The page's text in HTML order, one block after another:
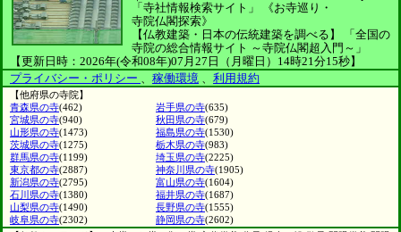
「寺社情報検索サイト」
《お寺巡り・
寺院仏閣探索》
【仏教建築・日本の伝統建築を調べる】
「全国の
寺院の総合情報サイト ～寺院仏閣超入門～」
【更新日時：2026年(令和08年)07月27日（月曜日）14時21分15秒】
プライバシー・ポリシー 、 稼働環境 、 利用規約
【他府県の寺院】
青森県の寺(462) 岩手県の寺(635)
宮城県の寺(940) 秋田県の寺(679)
山形県の寺(1473) 福島県の寺(1530)
茨城県の寺(1275) 栃木県の寺(983)
群馬県の寺(1199) 埼玉県の寺(2225)
東京都の寺(2887) 神奈川県の寺(1905)
新潟県の寺(2795) 富山県の寺(1604)
石川県の寺(1380) 福井県の寺(1687)
山梨県の寺(1490) 長野県の寺(1555)
岐阜県の寺(2302) 静岡県の寺(2602)